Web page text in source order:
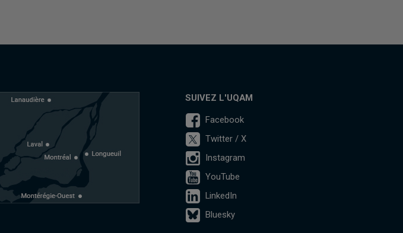
SUIVEZ L'UQAM
Facebook
Twitter / X
Instagram
YouTube
LinkedIn
Bluesky